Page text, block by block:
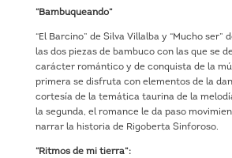
“Bambuqueando”
“El Barcino” de Silva Villalba y “Mucho ser”
las dos piezas de bambuco con las que se
carácter romántico y de conquista de la
primera se disfruta con elementos de la
cortesía de la temática taurina de la
la segunda, el romance le da paso
narrar la historia de Rigoberta Sinforoso.
“Ritmos de mi tierra”: